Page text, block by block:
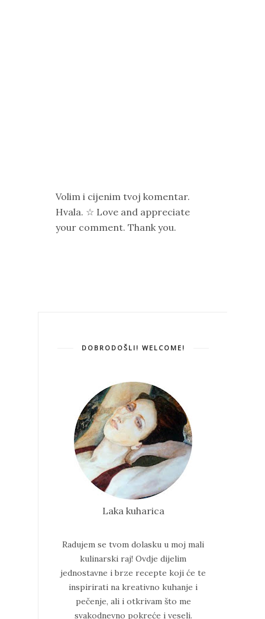
Volim i cijenim tvoj komentar.
Hvala. ☆ Love and appreciate
your comment. Thank you.
DOBRODOŠLI! WELCOME!
Laka kuharica
Radujem se tvom dolasku u moj mali
kulinarski raj! Ovdje dijelim
jednostavne i brze recepte koji će te
inspirirati na kreativno kuhanje i
pečenje, ali i otkrivam što me
svakodnevno pokreće i veseli.